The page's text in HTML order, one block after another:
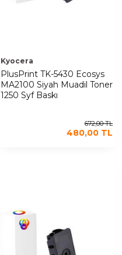
Kyocera
PlusPrint TK-5430 Ecosys
MA2100 Siyah Muadil Toner
1250 Syf Baskı
672,00TL
480,00 TL